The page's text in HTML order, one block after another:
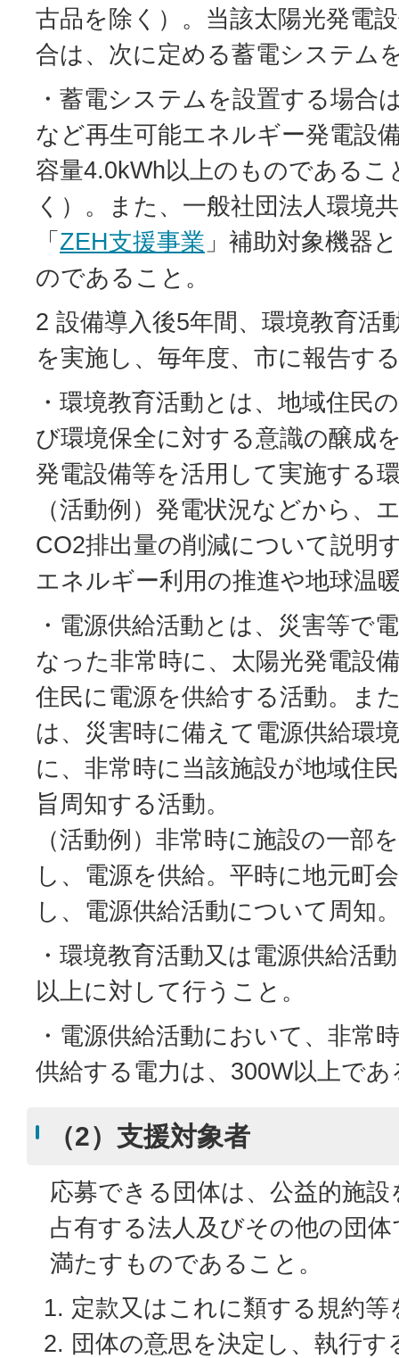
古品を除く）。当該太陽光発電
合は、次に定める蓄電システム
・蓄電システムを設置する場合
など再生可能エネルギー発電設
容量4.0kWh以上のものであるこ
く）。また、一般社団法人環境
「 ZEH支援事業 」補助対象機器
のであること。
2 設備導入後5年間、環境教育活
を実施し、毎年度、市に報告す
・環境教育活動とは、地域住民
び環境保全に対する意識の醸成
発電設備等を活用して実施する
（活動例）発電状況などから、
CO2排出量の削減について説明
エネルギー利用の推進や地球温
・電源供給活動とは、災害等で
なった非常時に、太陽光発電設
住民に電源を供給する活動。ま
は、災害時に備えて電源供給環
に、非常時に当該施設が地域住
旨周知する活動。
（活動例）非常時に施設の一部
し、電源を供給。平時に地元町
し、電源供給活動について周知
・環境教育活動又は電源供給活
以上に対して行うこと。
・電源供給活動において、非常
供給する電力は、300W以上で
（2）支援対象者
応募できる団体は、公益的施
占有する法人及びその他の団
満たすものであること。
定款又はこれに類する規約
団体の意思を決定し、執行